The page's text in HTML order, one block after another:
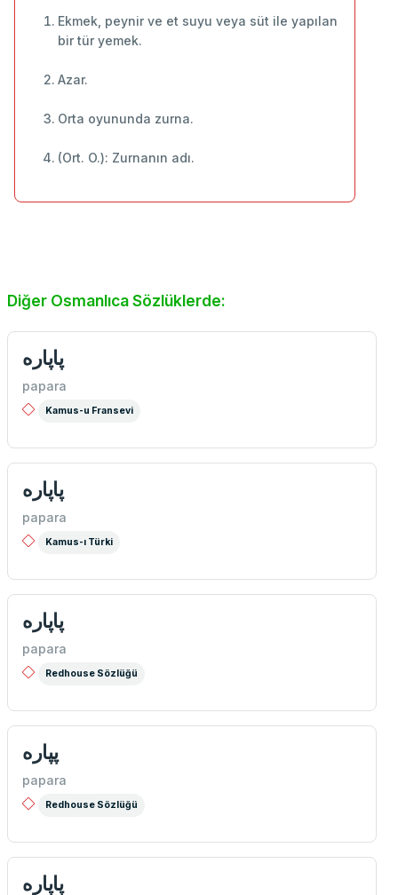
Ekmek, peynir ve et suyu veya süt ile yapılan
bir tür yemek.
Azar.
Orta oyununda zurna.
(Ort. O.): Zurnanın adı.
Diğer Osmanlıca Sözlüklerde:
پاپاره
papara
Kamus-u Fransevi
پاپاره
papara
Kamus-ı Türki
پاپاره
papara
Redhouse Sözlüğü
پپاره
papara
Redhouse Sözlüğü
پاپاره